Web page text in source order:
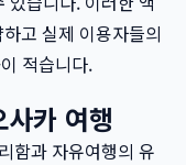
고 실제 이용자들의
적습니다.
카 여행
함과 자유여행의 유